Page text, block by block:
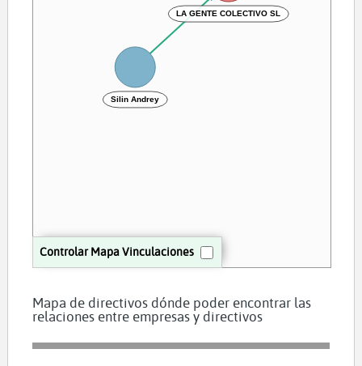
Controlar Mapa Vinculaciones
LA GENTE COLECTIVO SL
Silin Andrey
Mapa de directivos dónde poder encontrar las
relaciones entre empresas y directivos